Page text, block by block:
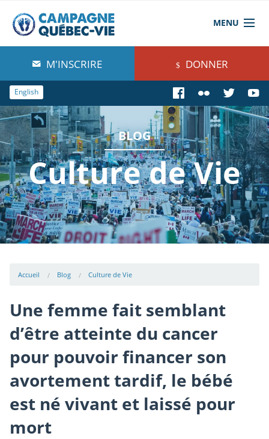
MENU
À propos de nous
Blog
Comprendre
Agir
Boutique
M'INSCRIRE DONNER
English
BLOG
Culture de Vie
Accueil Blog Culture de Vie
Une femme fait semblant
d’être atteinte du cancer
pour pouvoir financer son
avortement tardif, le bébé
est né vivant et laissé pour
mort